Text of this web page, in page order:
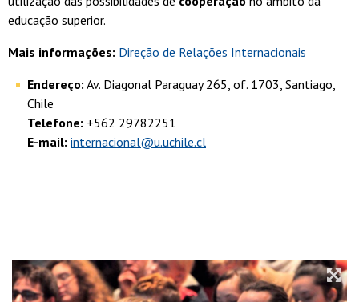
educação superior.
Mais informações: Direção de Relações Internacionais
Endereço: Av. Diagonal Paraguay 265, of. 1703, Santiago,
Chile
Telefone: +562 29782251
E-mail: internacional@u.uchile.cl